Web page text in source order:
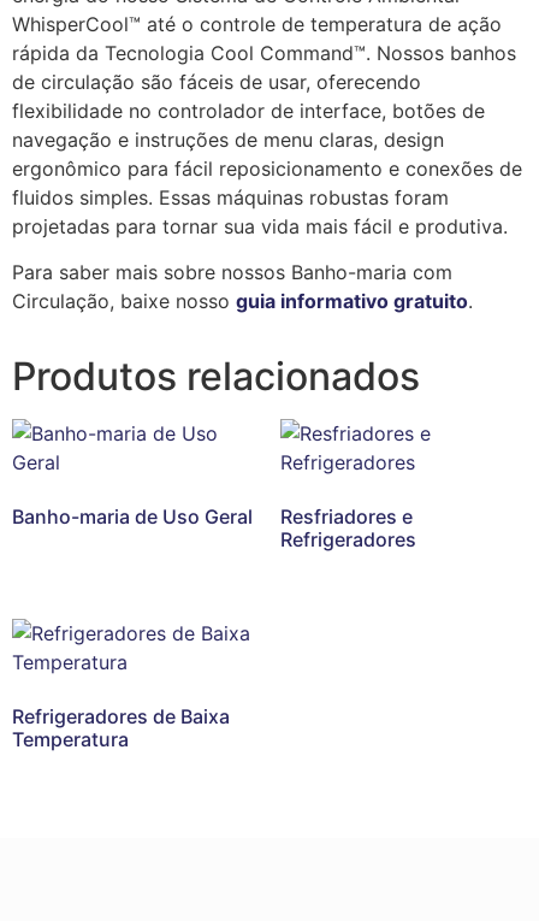
WhisperCool™ até o controle de temperatura de ação
rápida da Tecnologia Cool Command™. Nossos banhos
de circulação são fáceis de usar, oferecendo
flexibilidade no controlador de interface, botões de
navegação e instruções de menu claras, design
ergonômico para fácil reposicionamento e conexões de
fluidos simples. Essas máquinas robustas foram
projetadas para tornar sua vida mais fácil e produtiva.
Para saber mais sobre nossos Banho-maria com
Circulação, baixe nosso guia informativo gratuito.
Produtos relacionados
Banho-maria de Uso Geral
Resfriadores e
Refrigeradores
Refrigeradores de Baixa
Temperatura